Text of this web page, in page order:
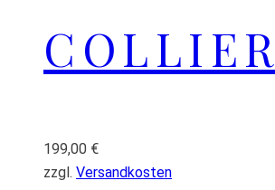
COLLIER
199,00 €
zzgl. Versandkosten